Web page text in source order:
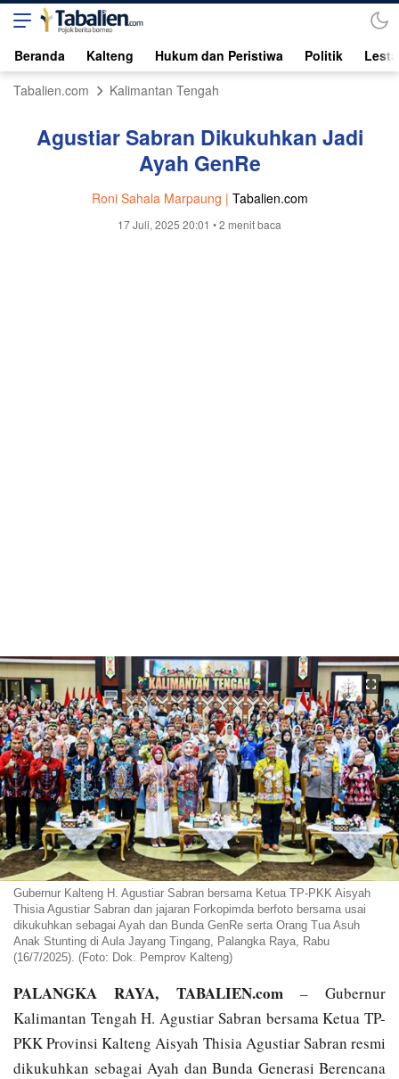
Beranda Kalteng Hukum dan Peristiwa Politik
Tabalien.com
Kalimantan Tengah
Agustiar Sabran Dikukuhkan Jadi
Ayah GenRe
Roni Sahala Marpaung | Tabalien.com
17 Juli, 2025 20:01 • 2 menit baca
Gubernur Kalteng H. Agustiar Sabran bersama Ketua TP-PKK Aisyah
Thisia Agustiar Sabran dan jajaran Forkopimda berfoto bersama usai
dikukuhkan sebagai Ayah dan Bunda GenRe serta Orang Tua Asuh
Anak Stunting di Aula Jayang Tingang, Palangka Raya, Rabu
(16/7/2025). (Foto: Dok. Pemprov Kalteng)
PALANGKA RAYA, TABALIEN.com– Gubernur
Kalimantan Tengah H. Agustiar Sabran bersama Ketua TP-
PKK Provinsi Kalteng Aisyah Thisia Agustiar Sabran resmi
dikukuhkan sebagai Ayah dan Bunda Generasi Berencana